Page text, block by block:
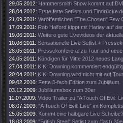
29.05.2012: Hammersmith Show kommt auf
28.04.2012: Erste fette Setlists und Eindrücke
21.09.2011: Veröffentlichen "The Chosen" Few
17.09.2011: Rob Halford kippt mit Harley auf
19.06.2011: Weitere gute Livevideos der
10.06.2011: Sensationelle Live Setlist +
28.05.2011: Pressekonferenz zu Tour und
24.05.2011: Kündigen für Mitte 2012 neues
27.04.2011: K.K. Downing kommentiert
20.04.2011: K.K. Downing wird nicht mit auf
09.02.2010: Fette 3-fach Edition zum Jubiläum.
03.12.2009: Jubiläumsbox zum 30er
11.07.2009: Video Trailer zu "A Touch Of Evil:
08.07.2009: "A Touch Of Evil: Live" im
25.05.2009: Kommt eine halbgare Live Scheibe?
18.03.2009: "British Steel" Setlist zum (fast)